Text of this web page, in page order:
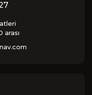
arası